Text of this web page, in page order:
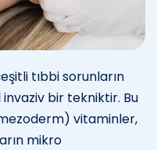
tıbbi sorunların
bir tekniktir. Bu
vitaminler,
mikro